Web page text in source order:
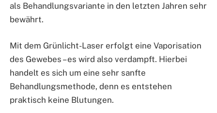
als Behandlungsvariante in den letzten Jahren sehr
bewährt.
Mit dem Grünlicht-Laser erfolgt eine Vaporisation
des Gewebes – es wird also verdampft. Hierbei
handelt es sich um eine sehr sanfte
Behandlungsmethode, denn es entstehen
praktisch keine Blutungen.